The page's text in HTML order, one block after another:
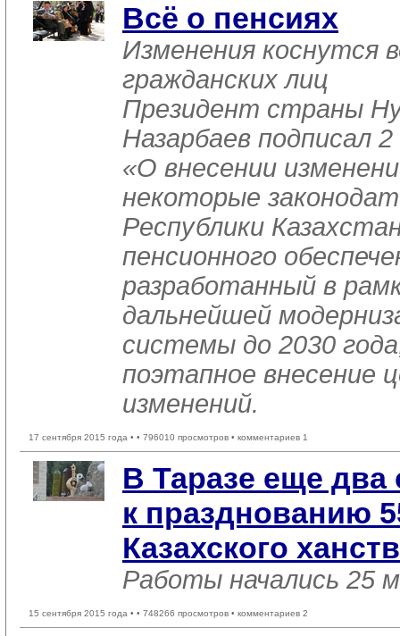
Всё о пенсиях
Изменения коснутся
гражданских лиц
Президент страны
Назарбаев подписал
«О внесении
некоторые
Республики
пенсионного
разработанный в
дальнейшей
системы до 2030
поэтапное внесение
изменений.
17 сентября 2015 года • • 796010 просмотров • комментариев 1
В Таразе еще два
к празднованию
Казахского
Работы начались 25
15 сентября 2015 года • • 748266 просмотров • комментариев 2